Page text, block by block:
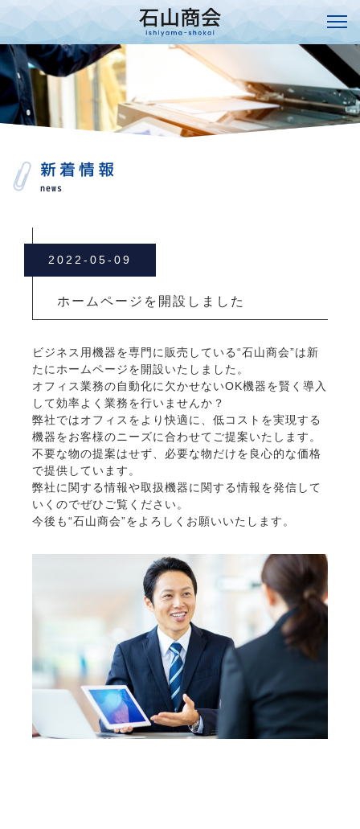
新着情報
news
2022-05-09
ホームページを開設しました
ビジネス用機器を専門に販売している“石山商会”は新
たにホームページを開設いたしました。
オフィス業務の自動化に欠かせないOK機器を賢く導入
して効率よく業務を行いませんか？
弊社ではオフィスをより快適に、低コストを実現する
機器をお客様のニーズに合わせてご提案いたします。
不要な物の提案はせず、必要な物だけを良心的な価格
で提供しています。
弊社に関する情報や取扱機器に関する情報を発信して
いくのでぜひご覧ください。
今後も“石山商会”をよろしくお願いいたします。